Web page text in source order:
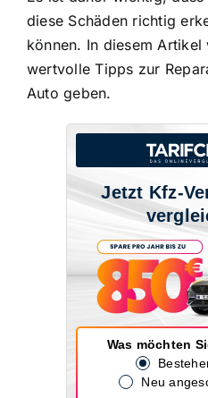
diese Schäden richtig
können. In diesem Artikel
wertvolle Tipps zur
Auto geben.
Jetzt Kfz-
Was möchten
Neu